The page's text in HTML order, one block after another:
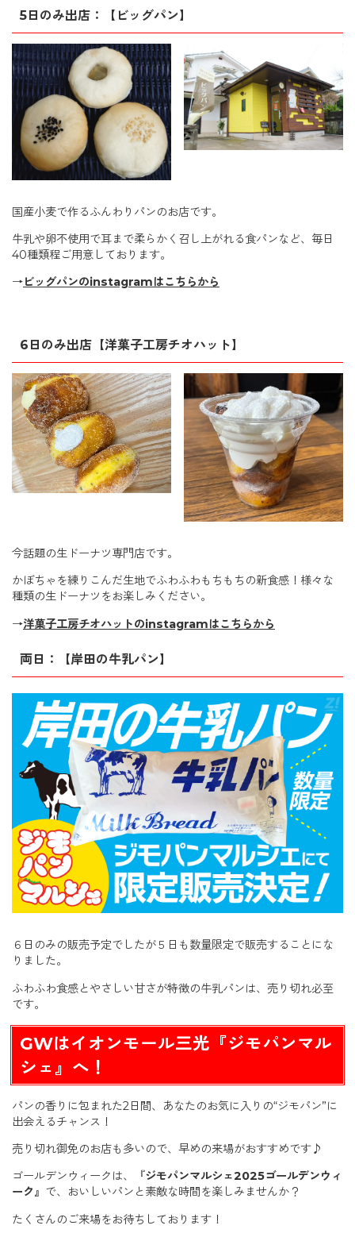
5日のみ出店：【ビッグパン】
国産小麦で作るふんわりパンのお店です。
牛乳や卵不使用で耳まで柔らかく召し上がれる食パンなど、毎日
40種類程ご用意しております。
→ビッグパンのinstagramはこちらから
6日のみ出店【洋菓子工房チオハット】
今話題の生ドーナツ専門店です。
かぼちゃを練りこんだ生地でふわふわもちもちの新食感！様々な
種類の生ドーナツをお楽しみください。
→洋菓子工房チオハットのinstagramはこちらから
両日：【岸田の牛乳パン】
６日のみの販売予定でしたが５日も数量限定で販売することにな
りました。
ふわふわ食感とやさしい甘さが特徴の牛乳パンは、売り切れ必至
です。
GWはイオンモール三光『ジモパンマル
シェ』へ！
パンの香りに包まれた2日間、あなたのお気に入りの“ジモパン”に
出会えるチャンス！
売り切れ御免のお店も多いので、早めの来場がおすすめです♪
ゴールデンウィークは、『ジモパンマルシェ2025ゴールデンウィ
ーク』 で、おいしいパンと素敵な時間を楽しみませんか？
たくさんのご来場をお待ちしております！